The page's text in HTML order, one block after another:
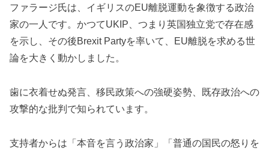
ファラージ氏は、イギリスのEU離脱運動を象徴する政治
家の一人です。かつてUKIP、つまり英国独立党で存在感
を示し、その後Brexit Partyを率いて、EU離脱を求める世
論を大きく動かしました。
歯に衣着せぬ発言、移民政策への強硬姿勢、既存政治への
攻撃的な批判で知られています。
支持者からは「本音を言う政治家」「普通の国民の怒りを